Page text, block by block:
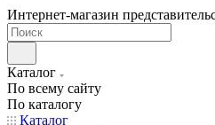
Интернет-магазин
Каталог
По всему сайту
По каталогу
Каталог